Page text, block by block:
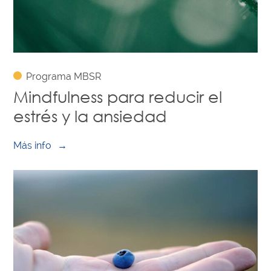
Programa MBSR
Mindfulness para reducir el
estrés y la ansiedad
Más info